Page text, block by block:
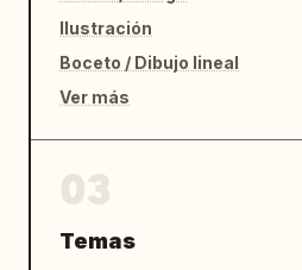
Ilustración
Boceto / Dibujo lineal
Ver más
Temas